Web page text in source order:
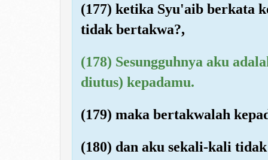
(177) ketika Syu'aib berkata
tidak bertakwa?,
(178) Sesungguhnya aku
diutus) kepadamu.
(179) maka bertakwalah
(180) dan aku sekali-kali